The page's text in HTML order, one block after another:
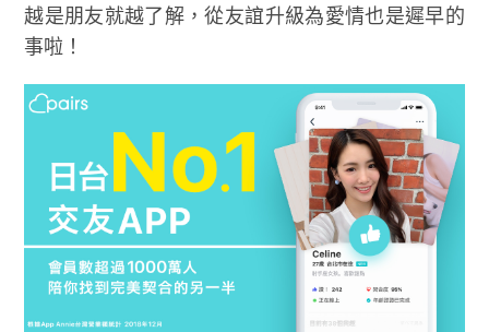
越是朋友就越了解，從友誼升級為愛情也是遲早的
事啦！